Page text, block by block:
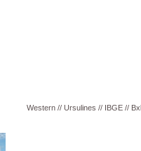
Western // Ursulines // IBGE // Bxl